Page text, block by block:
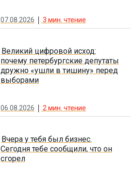
07.08.2026 3 мин. чтение
Великий цифровой исход:
почему петербургские депутаты
дружно «ушли в тишину» перед
выборами
06.08.2026 2мин. чтение
Вчера у тебя был бизнес.
Сегодня тебе сообщили, что он
сгорел